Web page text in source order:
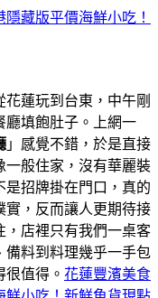
藏版平價海鮮小吃！
蓮玩到台東，中午剛
廳填飽肚子。上網一
」感覺不錯，於是直接
一般住家，沒有華麗裝
招牌掛在門口，真的
實，反而讓人更期待接
，店裡只有我們一桌客
備料到料理幾乎一手包
值得。 花蓮豐濱美食